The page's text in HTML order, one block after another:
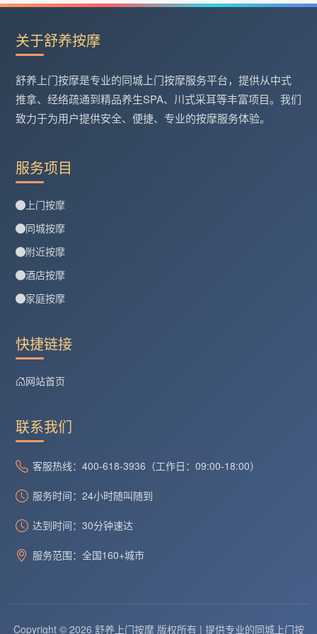
关于舒养按摩
舒养上门按摩是专业的同城上门按摩服务平台，提供从中式
推拿、经络疏通到精品养生SPA、川式采耳等丰富项目。我们
致力于为用户提供安全、便捷、专业的按摩服务体验。
服务项目
上门按摩
同城按摩
附近按摩
酒店按摩
家庭按摩
快捷链接
网站首页
联系我们
客服热线：400-618-3936（工作日：09:00-18:00）
服务时间：24小时随叫随到
达到时间：30分钟速达
服务范围：全国160+城市
Copyright © 2026 舒养上门按摩 版权所有 | 提供专业的同城上门按